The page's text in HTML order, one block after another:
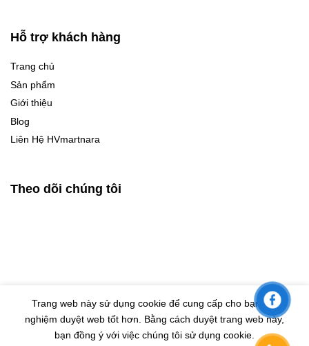
Hỗ trợ khách hàng
Trang chủ
Sản phẩm
Giới thiệu
Blog
Liên Hệ HVmartnara
Theo dõi chúng tôi
© Bản quyền thuộc về HVMARTNARA | Design by Eras VietNam
Trang web này sử dụng cookie để cung cấp cho bạn trải
nghiệm duyệt web tốt hơn. Bằng cách duyệt trang web này,
bạn đồng ý với việc chúng tôi sử dụng cookie.